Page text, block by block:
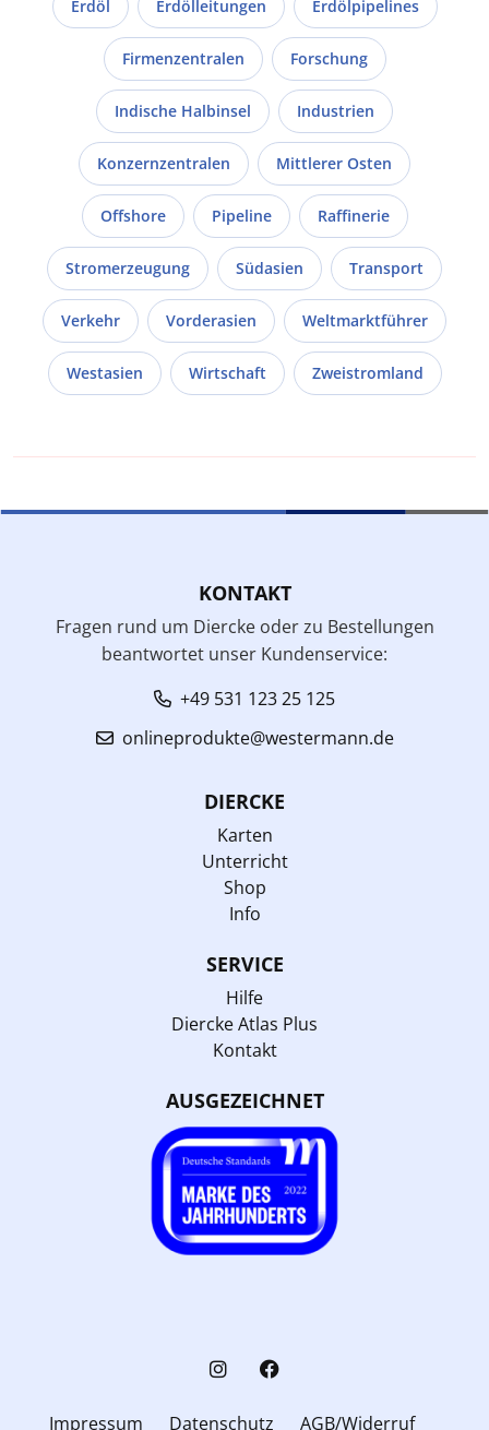
Erdöl Erdölleitungen Erdölpipelines
Firmenzentralen Forschung
Indische Halbinsel Industrien
Konzernzentralen Mittlerer Osten
Offshore Pipeline Raffinerie
Stromerzeugung Südasien Transport
Verkehr Vorderasien Weltmarktführer
Westasien Wirtschaft Zweistromland
KONTAKT
Fragen rund um Diercke oder zu Bestellungen
beantwortet unser Kundenservice:
+49 531 123 25 125
onlineprodukte@westermann.de
DIERCKE
Karten
Unterricht
Shop
Info
SERVICE
Hilfe
Diercke Atlas Plus
Kontakt
AUSGEZEICHNET
Impressum Datenschutz AGB/Widerruf